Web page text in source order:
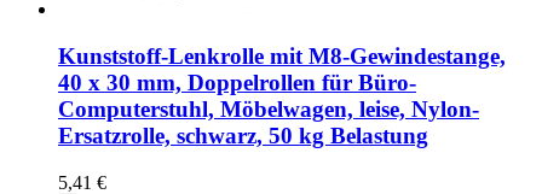
Kunststoff-Lenkrolle mit M8-Gewindestange,
40 x 30 mm, Doppelrollen für Büro-
Computerstuhl, Möbelwagen, leise, Nylon-
Ersatzrolle, schwarz, 50 kg Belastung
5,41 €